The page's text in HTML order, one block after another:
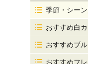
季節・シー
おすすめ白
おすすめブ
おすすめフ